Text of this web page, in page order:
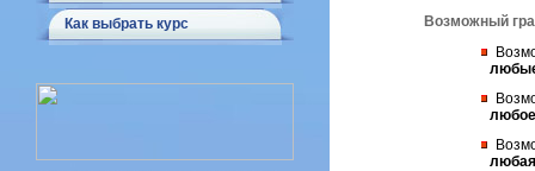
Как выбрать курс
Возможный
любые
любое
любая